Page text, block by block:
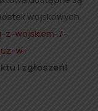
wojskowych
z-wojskiem-7–
w-
i zgłoszeń!